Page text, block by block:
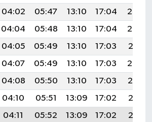
04:02 05:47 13:10 17:04
20:23
04:04 05:48 13:10 17:04
20:22
04:05 05:49 13:10 17:03
20:21
04:07 05:49 13:10 17:03
20:20
04:08 05:50 13:10 17:03
20:19
04:10 05:51 13:09 17:02
20:17
04:11 05:52 13:09 17:02
20:16